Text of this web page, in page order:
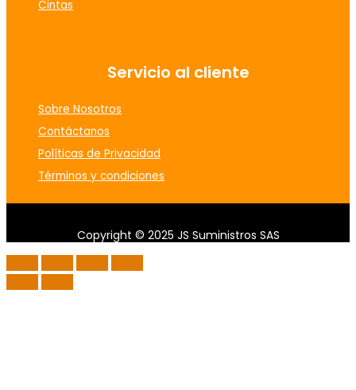
Cintas
Servicio al cliente
Sobre Nosotros
Contáctanos
Políticas de Privacidad
Términos y condiciones
Copyright © 2025 JS Suministros SAS